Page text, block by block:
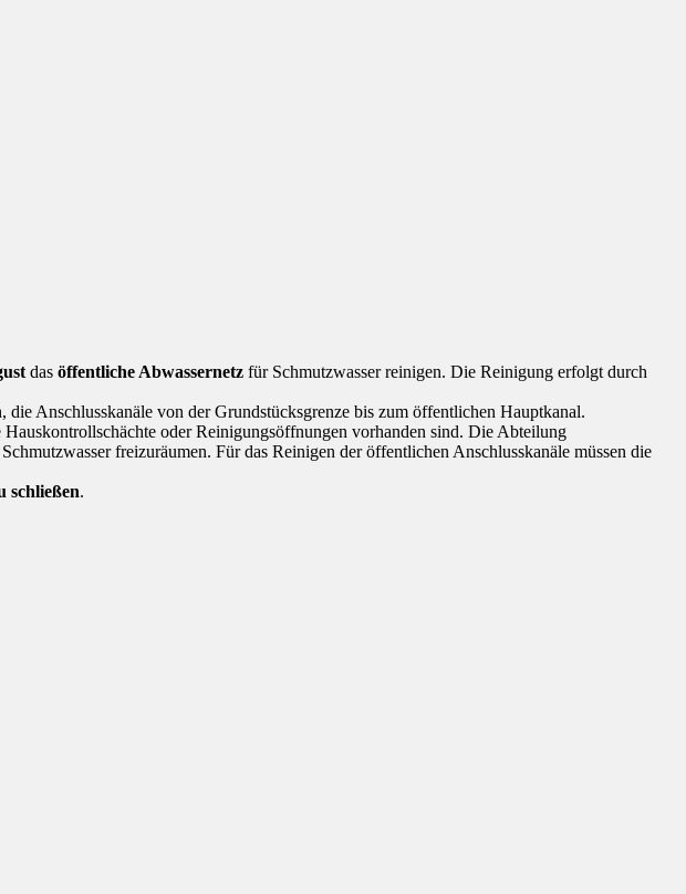
das öffentliche Abwassernetz für Schmutzwasser reinigen. Die Reinigung erfolgt durch
Anschlusskanäle von der Grundstücksgrenze bis zum öffentlichen Hauptkanal.
oder Reinigungsöffnungen vorhanden sind. Die Abteilung
freizuräumen. Für das Reinigen der öffentlichen Anschlusskanäle müssen die
schließen.